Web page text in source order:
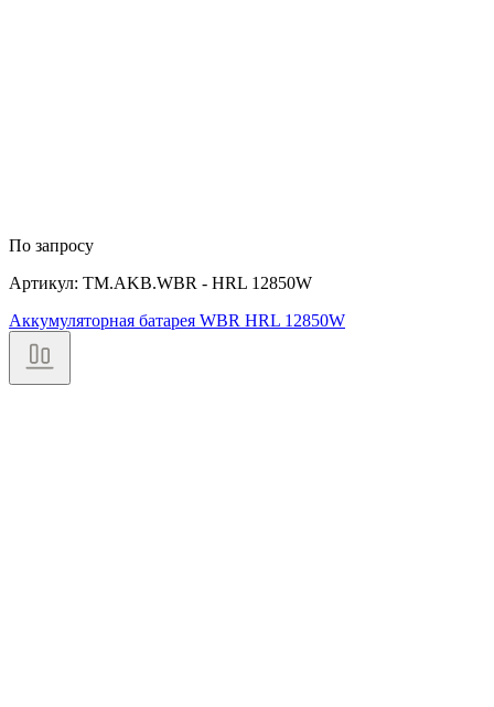
По запросу
Артикул: TM.AKB.WBR - HRL 12850W
Аккумуляторная батарея WBR HRL 12850W